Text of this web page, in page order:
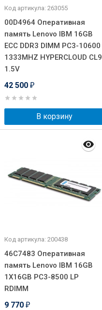
Код артикула: 263055
00D4964 Оперативная
память Lenovo IBM 16GB
ECC DDR3 DIMM PC3-10600
1333MHZ HYPERCLOUD CL9
1.5V
42 500 ₽
В корзину
Код артикула: 200438
46C7483 Оперативная
память Lenovo IBM 16GB
1X16GB PC3-8500 LP
RDIMM
9 770 ₽